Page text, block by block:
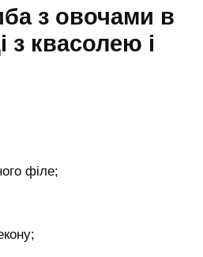
з овочами в
з квасолею і
філе;